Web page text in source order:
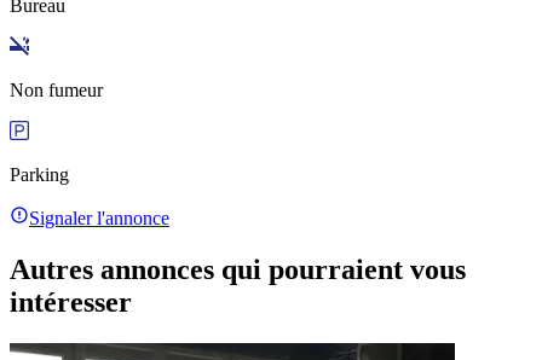
Bureau
Non fumeur
Parking
Signaler l'annonce
Autres annonces qui pourraient vous
intéresser